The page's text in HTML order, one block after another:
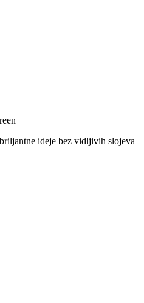
ideje bez vidljivih slojeva